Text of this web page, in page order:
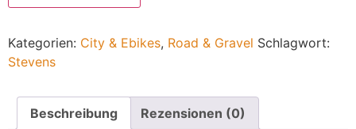
Kategorien: City & Ebikes, Road & Gravel Schlagwort:
Stevens
Beschreibung Rezensionen (0)